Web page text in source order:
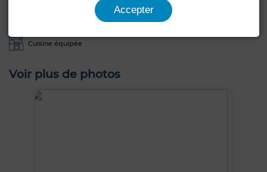
Garage Ascenseur
Climatisation
Cuisine équipée
Voir plus de photos
Accepter